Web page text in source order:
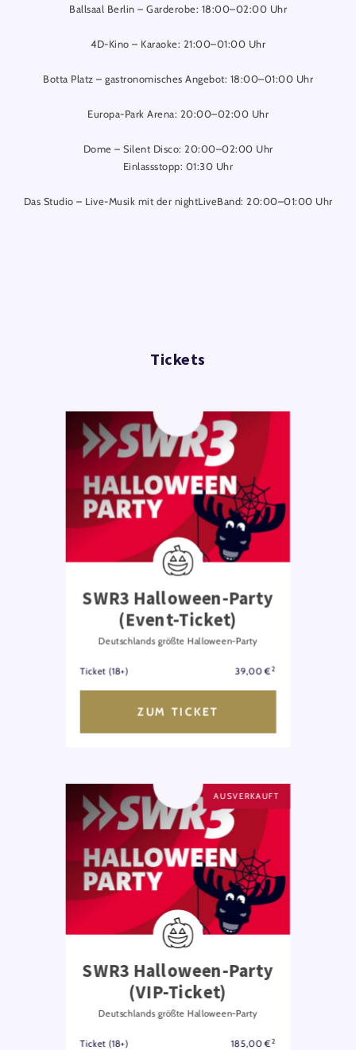
Ballsaal Berlin – Garderobe: 18:00–02:00 Uhr
4D-Kino – Karaoke: 21:00–01:00 Uhr
Botta Platz – gastronomisches Angebot: 18:00–01:00 Uhr
Europa-Park Arena: 20:00–02:00 Uhr
Dome – Silent Disco: 20:00–02:00 Uhr
Einlassstopp: 01:30 Uhr
Das Studio – Live-Musik mit der nightLiveBand: 20:00–01:00 Uhr
Tickets
SWR3 Halloween-Party
(Event-Ticket)
Deutschlands größte Halloween-Party
Ticket (18+) 39,00 €2
ZUM TICKET
AUSVERKAUFT
SWR3 Halloween-Party
(VIP-Ticket)
Deutschlands größte Halloween-Party
Ticket (18+) 185,00 €2